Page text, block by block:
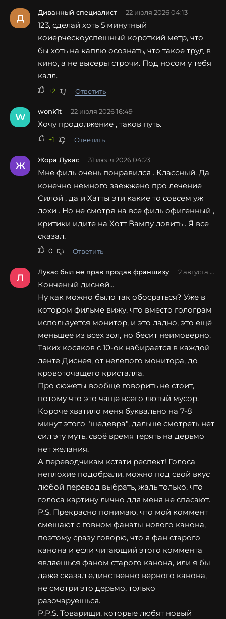
Д
Диванный специалист 22 июля 2026 04:13
123, сделай хоть 5 минутный
коиерческоуспешный короткий метр, что
бы хоть на каплю осознать, что такое труд в
кино, а не высеры строчи. Под носом у тебя
калл.
+2 Ответить
W
wonk1t 22 июля 2026 16:49
Хочу продолжение , таков путь.
+1 Ответить
Ж
Жора Лукас 31 июля 2026 04:23
Мне филь очень понравился . Классный. Да
конечно немного заежжено про лечение
Силой , да и Хатты эти какие то совсем уж
лохи . Но не смотря на все филь офигенный ,
критики идите на Хотт Вампу ловить . Я все
сказал.
0 Ответить
Л
Лукас был не прав продав франшизу 2 августа 2026 07:20
Конченый дисней...
Ну как можно было так обосраться? Уже в
котором фильме вижу, что вместо голограм
используется монитор, и это ладно, это ещё
меньшее из всех зол, но бесит неимоверно.
Таких косяков с 10-ок набирается в каждой
ленте Диснея, от нелепого монитора, до
кровоточащего кристалла.
Про сюжеты вообще говорить не стоит,
потому что это чаще всего лютый мусор.
Короче хватило меня буквально на 7-8
минут этого "шедевра", дальше смотреть нет
сил эту муть, своё время терять на дерьмо
нет желания.
А переводчикам кстати респект! Голоса
неплохие подобрали, можно под свой вкус
любой перевод выбрать, жаль только, что
голоса картину лично для меня не спасают.
P.S. Прекрасно понимаю, что мой коммент
смешают с говном фанаты нового канона,
поэтому сразу говорю, что я фан старого
канона и если читающий этого коммента
являешься фаном старого канона, или я бы
даже сказал единственно верного канона,
не смотри это дерьмо, только
разочаруешься.
P.P.S. Товарищи, которые любят новый